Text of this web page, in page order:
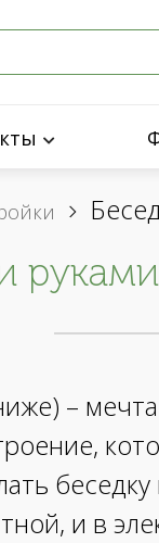
–
и в